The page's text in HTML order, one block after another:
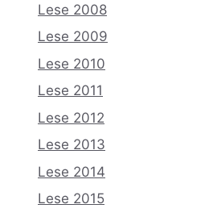
Lese 2008
Lese 2009
Lese 2010
Lese 2011
Lese 2012
Lese 2013
Lese 2014
Lese 2015